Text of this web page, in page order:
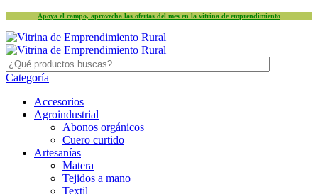
Apoya el campo, aprovecha las ofertas del mes en la vitrina de emprendimiento
Categoría
Accesorios
Agroindustrial
Abonos orgánicos
Cuero curtido
Artesanías
Matera
Tejidos a mano
Textil